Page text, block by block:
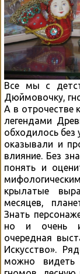
Все мы с
Дюймовочку,
А в отрочестве
легендами
обходилось без
оказывали и
влияние. Без
понять и
крылатые
месяцев,
Знать
но и очень
очередная
Искусство».
можно видеть